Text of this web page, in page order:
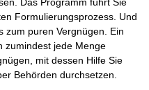
Das Programm führt Sie
Formulierungsprozess. Und
zum puren Vergnügen. Ein
zumindest jede Menge
mit dessen Hilfe Sie
Behörden durchsetzen.